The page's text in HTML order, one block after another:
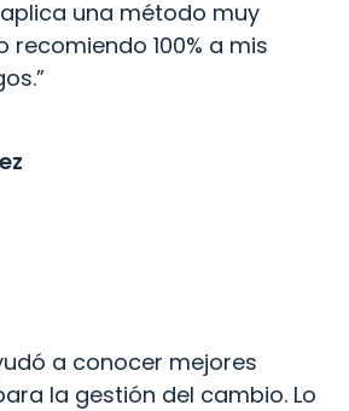
una método muy
recomiendo 100% a mis
a conocer mejores
la gestión del cambio. Lo